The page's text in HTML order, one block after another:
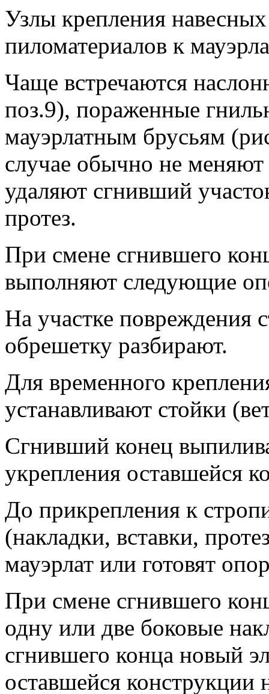
Узлы крепления
пиломатериалов к
Чаще встречаются
поз.9), пораженные
мауэрлатным брусьям
случае обычно не
удаляют сгнивший
протез.
При смене сгнившего
выполняют следующие
На участке повреждения
обрешетку разбирают.
Для временного
устанавливают стойки
Сгнивший конец
укрепления оставшейся
До прикрепления к
(накладки, вставки,
мауэрлат или готовят
При смене сгнившего
одну или две боковые
сгнившего конца новый
оставшейся конструкции